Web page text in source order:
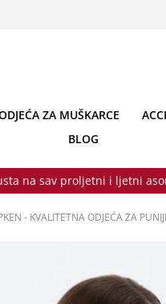
ZA MUŠKARCE
BLOG
na sav proljetni i ljetni
- KVALITETNA ODJEĆA ZA